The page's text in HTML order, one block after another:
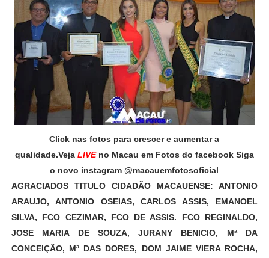
Click nas fotos para crescer e aumentar a
qualidade.Veja LIVEno Macau em Fotos do facebook Siga
o novo instagram @macauemfotosoficial
AGRACIADOS TITULO CIDADÃO MACAUENSE: ANTONIO
ARAUJO, ANTONIO OSEIAS, CARLOS ASSIS, EMANOEL
SILVA, FCO CEZIMAR, FCO DE ASSIS. FCO REGINALDO,
JOSE MARIA DE SOUZA, JURANY BENICIO, Mª DA
CONCEIÇÃO, Mª DAS DORES, DOM JAIME VIERA ROCHA,